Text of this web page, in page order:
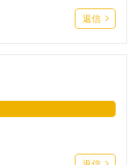
返信